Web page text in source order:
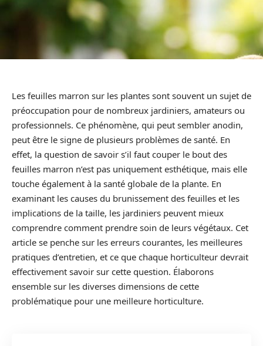
Les feuilles marron sur les plantes sont souvent un sujet de
préoccupation pour de nombreux jardiniers, amateurs ou
professionnels. Ce phénomène, qui peut sembler anodin,
peut être le signe de plusieurs problèmes de santé. En
effet, la question de savoir s’il faut couper le bout des
feuilles marron n’est pas uniquement esthétique, mais elle
touche également à la santé globale de la plante. En
examinant les causes du brunissement des feuilles et les
implications de la taille, les jardiniers peuvent mieux
comprendre comment prendre soin de leurs végétaux. Cet
article se penche sur les erreurs courantes, les meilleures
pratiques d’entretien, et ce que chaque horticulteur devrait
effectivement savoir sur cette question. Élaborons
ensemble sur les diverses dimensions de cette
problématique pour une meilleure horticulture.